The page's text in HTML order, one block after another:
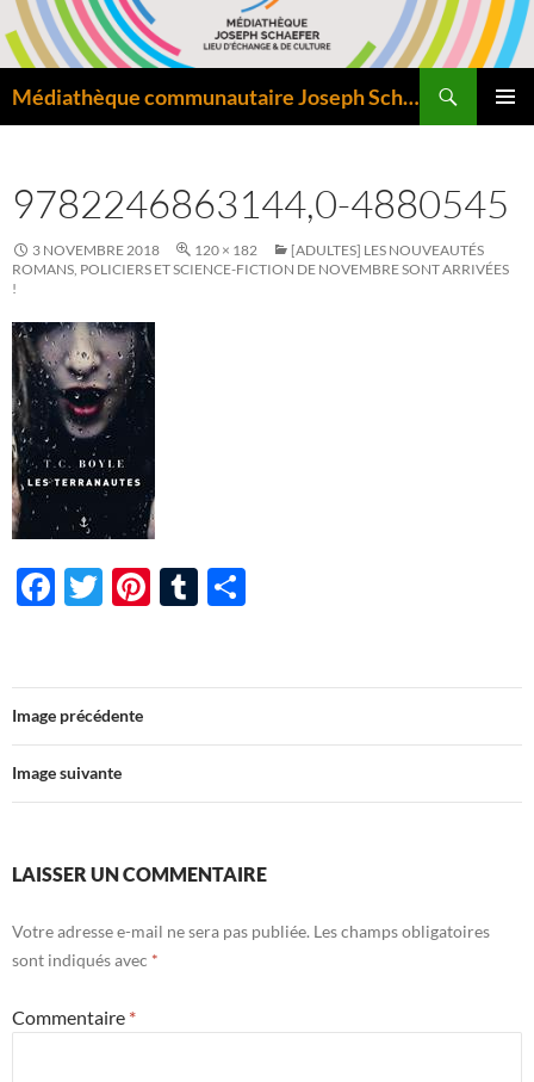
Aller
au
contenu
Médiathèque communautaire Joseph Schaefer de Bitche – Pôle départemental de lecture publique
9782246863144,0-4880545
3 NOVEMBRE 2018 120 × 182
[ADULTES] LES NOUVEAUTÉS
ROMANS, POLICIERS ET SCIENCE-FICTION DE NOVEMBRE SONT ARRIVÉES
!
F
b
o
o
k
T
er
Pi
es
t
T
bl
r
g
er
Image précédente
Image suivante
LAISSER UN COMMENTAIRE
Votre adresse e-mail ne sera pas publiée. Les champs obligatoires
sont indiqués avec *
Commentaire *